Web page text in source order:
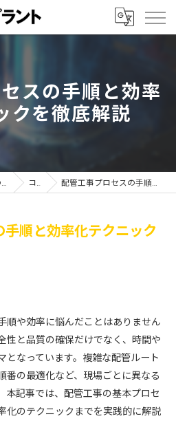
スの手順と効率
クを徹底解説
長野県上伊那で配管工事の求人なら株式会社河手プラント コラム 配管工事プロセスの手順と効率化テクニックを徹底解説
順と効率化テクニック
順や効率に悩んだことはありません
性と品質の確保だけでなく、時間や
となっています。複雑な配管ルート
番の最適化など、現場ごとに異なる
本記事では、配管工事の基本プロセ
化のテクニックまでを実践的に解説